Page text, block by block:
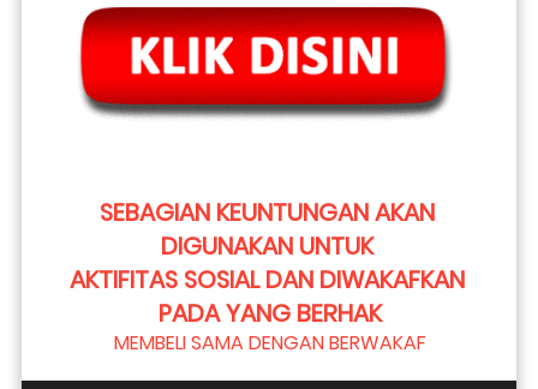
SEBAGIAN KEUNTUNGAN AKAN
DIGUNAKAN UNTUK
AKTIFITAS SOSIAL DAN DIWAKAFKAN
PADA YANG BERHAK
MEMBELI SAMA DENGAN BERWAKAF